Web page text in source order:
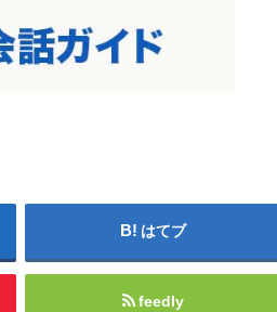
はてブ
feedly